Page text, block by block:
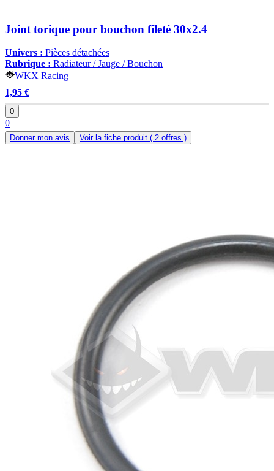
Joint torique pour bouchon fileté 30x2.4
Univers : Pièces détachées
Rubrique : Radiateur / Jauge / Bouchon
WKX Racing
1,95 €
0
0
Donner mon avis Voir la fiche produit ( 2 offres )